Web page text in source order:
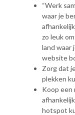
“Werk
waar je
zo leuk
land waar
website
Zorg dat
plekken
Koop een
hotspot